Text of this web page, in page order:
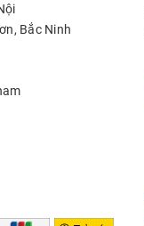
Bắc Ninh